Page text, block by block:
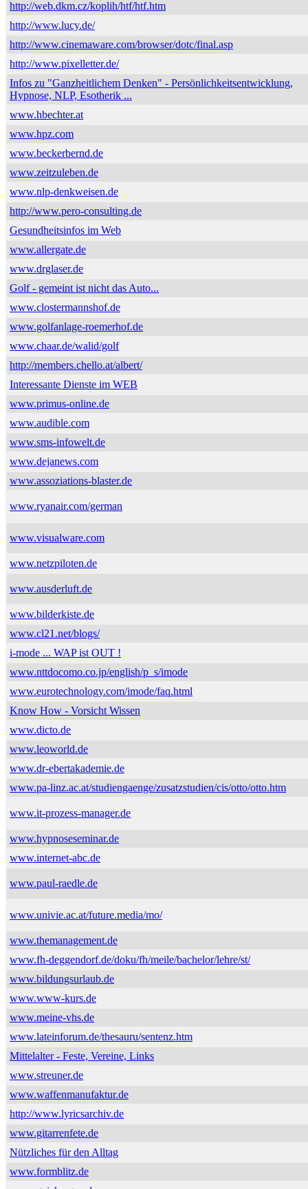
http://web.dkm.cz/koplih/htf/htf.htm
http://www.lucy.de/
http://www.cinemaware.com/browser/dotc/final.asp
http://www.pixelletter.de/
Infos zu "Ganzheitlichem Denken" - Persönlichkeitsentwicklung,
Hypnose, NLP, Esotherik ...
www.hbechter.at
www.hpz.com
www.beckerbernd.de
www.zeitzuleben.de
www.nlp-denkweisen.de
http://www.pero-consulting.de
Gesundheitsinfos im Web
www.allergate.de
www.drglaser.de
Golf - gemeint ist nicht das Auto...
www.clostermannshof.de
www.golfanlage-roemerhof.de
www.chaar.de/walid/golf
http://members.chello.at/albert/
Interessante Dienste im WEB
www.primus-online.de
www.audible.com
www.sms-infowelt.de
www.dejanews.com
www.assoziations-blaster.de
www.ryanair.com/german
www.visualware.com
www.netzpiloten.de
www.ausderluft.de
www.bilderkiste.de
www.cl21.net/blogs/
i-mode ... WAP ist OUT !
www.nttdocomo.co.jp/english/p_s/imode
www.eurotechnology.com/imode/faq.html
Know How - Vorsicht Wissen
www.dicto.de
www.leoworld.de
www.dr-ebertakademie.de
www.pa-linz.ac.at/studiengaenge/zusatzstudien/cis/otto/otto.htm
www.it-prozess-manager.de
www.hypnoseseminar.de
www.internet-abc.de
www.paul-raedle.de
www.univie.ac.at/future.media/mo/
www.themanagement.de
www.fh-deggendorf.de/doku/fh/meile/bachelor/lehre/st/
www.bildungsurlaub.de
www.www-kurs.de
www.meine-vhs.de
www.lateinforum.de/thesauru/sentenz.htm
Mittelalter - Feste, Vereine, Links
www.streuner.de
www.waffenmanufaktur.de
http://www.lyricsarchiv.de
www.gitarrenfete.de
Nützliches für den Alltag
www.formblitz.de